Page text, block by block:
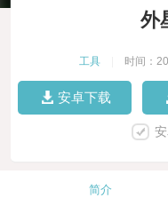
外
工具 时间：
安卓下载
简介